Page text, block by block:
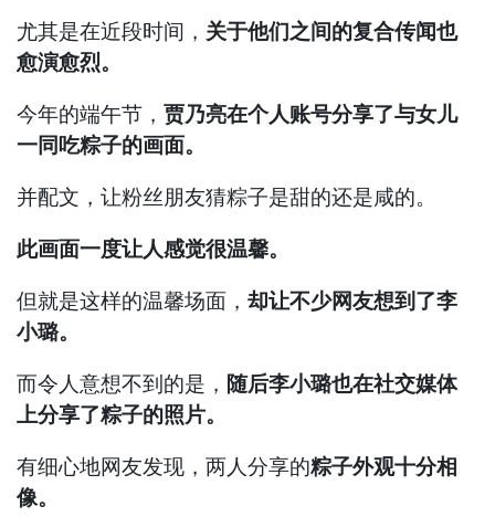
尤其是在近段时间， 关于他们之间的复合传闻也
愈演愈烈。
今年的端午节，贾乃亮在个人账号分享了与女儿
一同吃粽子的画面。
并配文，让粉丝朋友猜粽子是甜的还是咸的。
此画面一度让人感觉很温馨。
但就是这样的温馨场面，却让不少网友想到了李
小璐。
而令人意想不到的是， 随后李小璐也在社交媒体
上分享了粽子的照片。
有细心地网友发现，两人分享的粽子外观十分相
像。